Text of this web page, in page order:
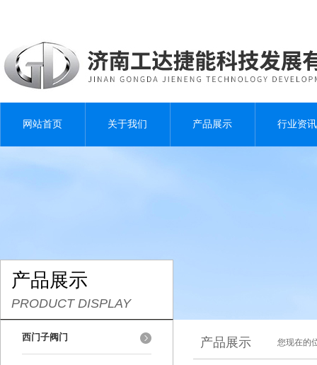
网站首页 关于我们 产品展示 行业资讯
产品展示
PRODUCT DISPLAY
西门子阀门 产品展示 您现在的